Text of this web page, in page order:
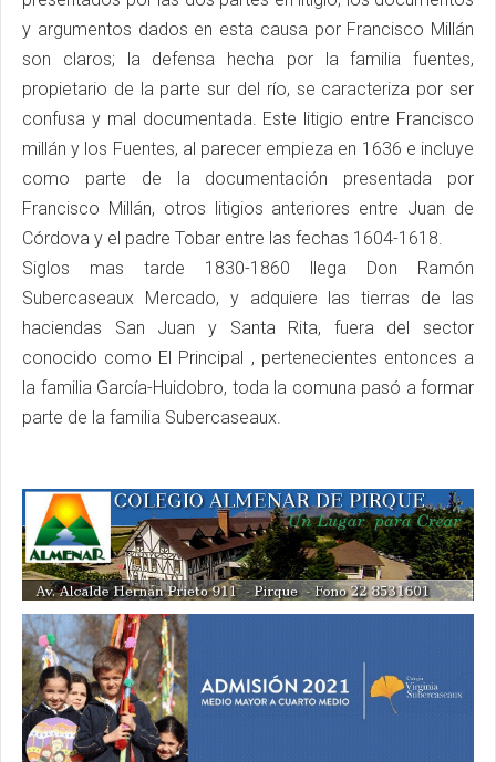
y argumentos dados en esta causa por Francisco Millán
son claros; la defensa hecha por la familia fuentes,
propietario de la parte sur del río, se caracteriza por ser
confusa y mal documentada. Este litigio entre Francisco
millán y los Fuentes, al parecer empieza en 1636 e incluye
como parte de la documentación presentada por
Francisco Millán, otros litigios anteriores entre Juan de
Córdova y el padre Tobar entre las fechas 1604-1618.
Siglos mas tarde 1830-1860 llega Don Ramón
Subercaseaux Mercado, y adquiere las tierras de las
haciendas San Juan y Santa Rita, fuera del sector
conocido como El Principal , pertenecientes entonces a
la familia García-Huidobro, toda la comuna pasó a formar
parte de la familia Subercaseaux.